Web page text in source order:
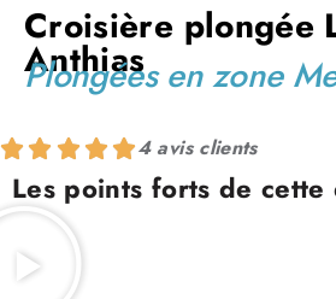
Croisière plongée
Anthias
Plongées en zone
4 avis clients
Les points forts de cette